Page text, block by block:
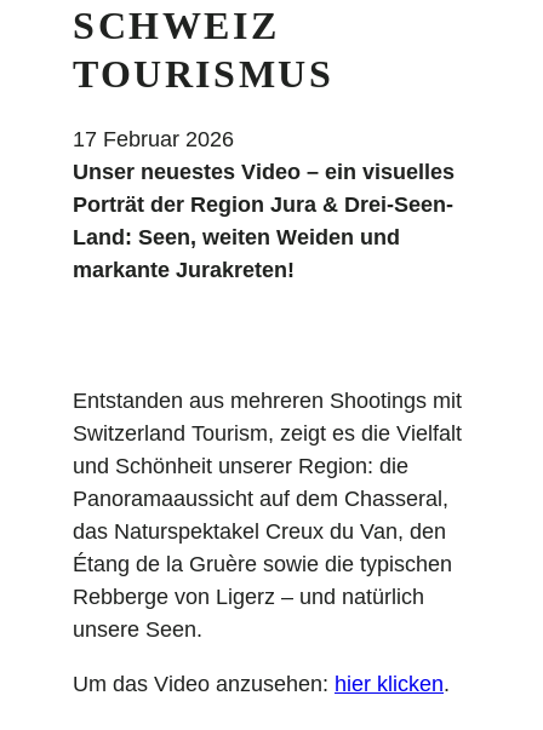
SCHWEIZ
TOURISMUS
17 Februar 2026
Unser neuestes Video – ein visuelles
Porträt der Region Jura & Drei-Seen-
Land: Seen, weiten Weiden und
markante Jurakreten!
Entstanden aus mehreren Shootings mit
Switzerland Tourism, zeigt es die Vielfalt
und Schönheit unserer Region: die
Panoramaaussicht auf dem Chasseral,
das Naturspektakel Creux du Van, den
Étang de la Gruère sowie die typischen
Rebberge von Ligerz – und natürlich
unsere Seen.
Um das Video anzusehen: hier klicken.